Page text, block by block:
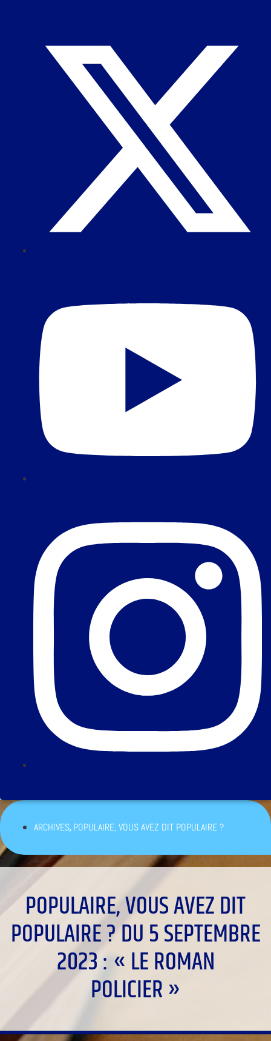
ARCHIVES,POPULAIRE, VOUS AVEZ DIT POPULAIRE ?
POPULAIRE, VOUS AVEZ DIT
POPULAIRE ? DU 5 SEPTEMBRE
2023 : « LE ROMAN
POLICIER »